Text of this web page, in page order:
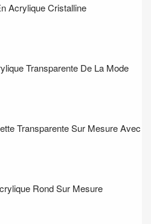
Acrylique Cristalline
Transparente De La Mode
Transparente Sur Mesure Avec
Rond Sur Mesure